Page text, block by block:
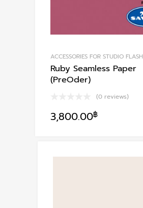
ACCESSORIES FOR STUDIO FLASH
Ruby Seamless Paper
(PreOder)
(0 reviews)
3,800.00฿